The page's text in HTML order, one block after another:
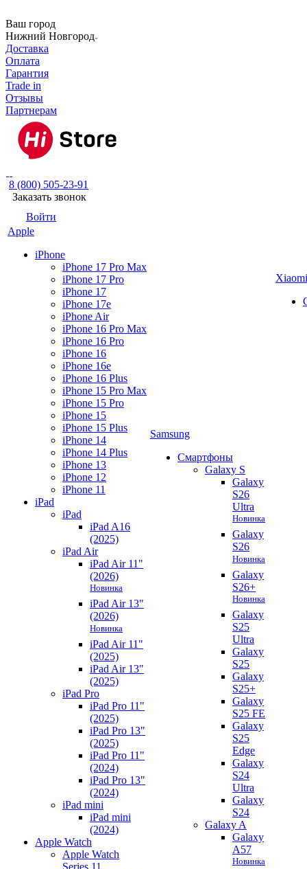
Ваш город
Нижний Новгород
Доставка
Оплата
Гарантия
Trade in
Отзывы
Партнерам
8 (800) 505-23-91
Заказать звонок
Войти
Apple
iPhone
iPhone 17 Pro Max
iPhone 17 Pro
iPhone 17
iPhone 17e
iPhone Air
iPhone 16 Pro Max
iPhone 16 Pro
iPhone 16
iPhone 16e
iPhone 16 Plus
iPhone 15 Pro Max
iPhone 15 Pro
iPhone 15
iPhone 15 Plus
iPhone 14
iPhone 14 Plus
iPhone 13
iPhone 12
iPhone 11
iPad
iPad
iPad A16
(2025)
iPad Air
iPad Air 11"
(2026)
Новинка
iPad Air 13"
(2026)
Новинка
iPad Air 11"
(2025)
iPad Air 13"
(2025)
iPad Pro
iPad Pro 11"
(2025)
iPad Pro 13"
(2025)
iPad Pro 11"
(2024)
iPad Pro 13"
(2024)
iPad mini
iPad mini
(2024)
Apple Watch
Apple Watch
Series 11
Samsung
Смартфоны
Galaxy S
Galaxy
S26
Ultra
Новинка
Galaxy
S26
Новинка
Galaxy
S26+
Новинка
Galaxy
S25
Ultra
Galaxy
S25
Galaxy
S25+
Galaxy
S25 FE
Galaxy
S25
Edge
Galaxy
S24
Ultra
Galaxy
S24
Galaxy A
Galaxy
A57
Новинка
Xiaomi